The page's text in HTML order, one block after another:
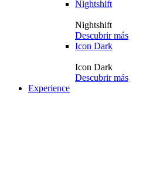
Nightshift
Nightshift
Descubrir más
Icon Dark
Icon Dark
Descubrir más
Experience